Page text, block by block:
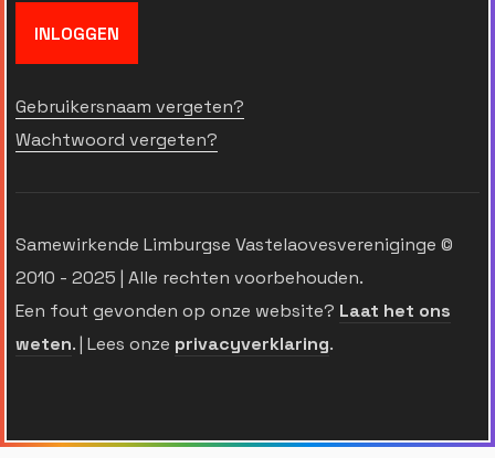
INLOGGEN
Gebruikersnaam vergeten?
Wachtwoord vergeten?
Samewirkende Limburgse Vastelaovesvereniginge ©
2010 - 2025 | Alle rechten voorbehouden.
Een fout gevonden op onze website? Laat het ons
weten. | Lees onze privacyverklaring.